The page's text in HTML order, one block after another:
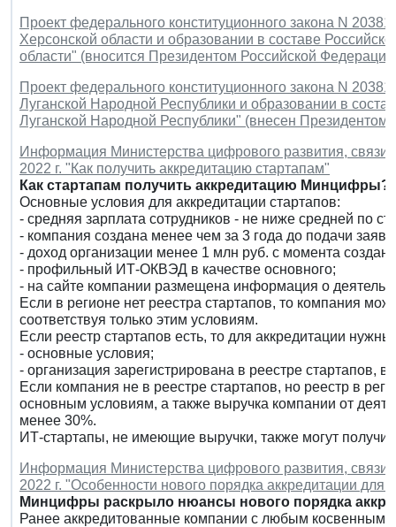
Проект федерального конституционного закона N
Херсонской области и образовании в составе
области" (вносится Президентом Российской
Проект федерального конституционного закона N
Луганской Народной Республики и образовании в
Луганской Народной Республики" (внесен Президентом
Информация Министерства цифрового развития,
2022 г. "Как получить аккредитацию стартапам"
Как стартапам получить аккредитацию Минцифры?
Основные условия для аккредитации стартапов:
- средняя зарплата сотрудников - не ниже средней по
- компания создана менее чем за 3 года до подачи
- доход организации менее 1 млн руб. с момента
- профильный ИТ-ОКВЭД в качестве основного;
- на сайте компании размещена информация о
Если в регионе нет реестра стартапов, то компания
соответствуя только этим условиям.
Если реестр стартапов есть, то для аккредитации нужны:
- основные условия;
- организация зарегистрирована в реестре стартапов,
Если компания не в реестре стартапов, но реестр в
основным условиям, а также выручка компании от
менее 30%.
ИТ-стартапы, не имеющие выручки, также могут
Информация Министерства цифрового развития,
2022 г. "Особенности нового порядка аккредитации для
Минцифры раскрыло нюансы нового порядка
Ранее аккредитованные компании с любым косвенным